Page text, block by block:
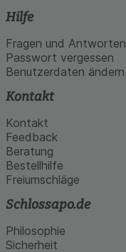
Hilfe
Fragen und Antworten
Passwort vergessen
Benutzerdaten ändern
Kontakt
Kontakt
Feedback
Beratung
Bestellhilfe
Freiumschläge
Schlossapo.de
Philosophie
Sicherheit